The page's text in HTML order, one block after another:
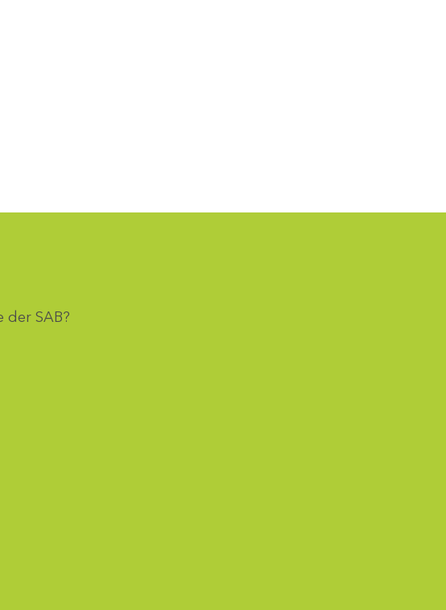
der SAB?